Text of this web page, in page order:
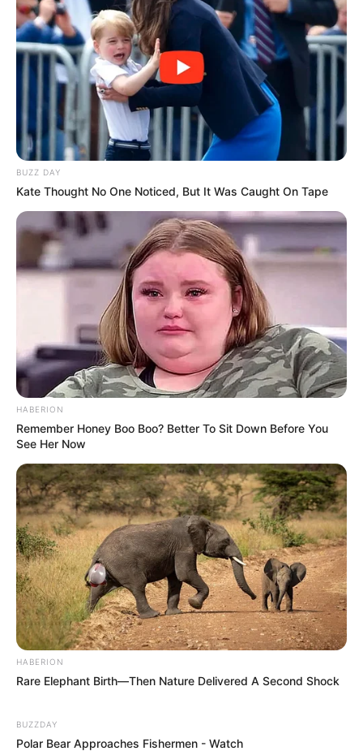
BUZZ DAY
Kate Thought No One Noticed, But It Was Caught On Tape
HABERION
Remember Honey Boo Boo? Better To Sit Down Before You
See Her Now
HABERION
Rare Elephant Birth—Then Nature Delivered A Second Shock
BUZZDAY
Polar Bear Approaches Fishermen - Watch